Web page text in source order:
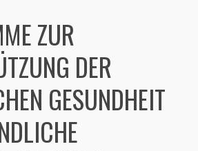
ZUR
DER
GESUNDHEIT